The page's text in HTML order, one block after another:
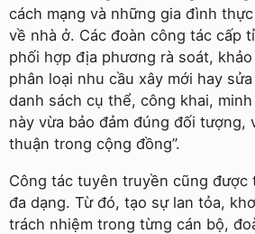
cách mạng và những gia đình
về nhà ở. Các đoàn công tác cấp
phối hợp địa phương rà soát,
phân loại nhu cầu xây mới hay
danh sách cụ thể, công khai,
này vừa bảo đảm đúng đối tượng,
thuận trong cộng đồng”.
Công tác tuyên truyền cũng được
đa dạng. Từ đó, tạo sự lan tỏa,
trách nhiệm trong từng cán bộ,